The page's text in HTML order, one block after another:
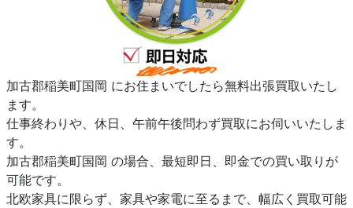
加古郡稲美町国岡 にお住まいでしたら無料出張買取いたし
ます。
仕事終わりや、休日、午前午後問わず買取にお伺いいたしま
す。
加古郡稲美町国岡 の場合、最短即日、即金での買い取りが
可能です。
北欧家具に限らず、家具や家電に至るまで、幅広く買取可能